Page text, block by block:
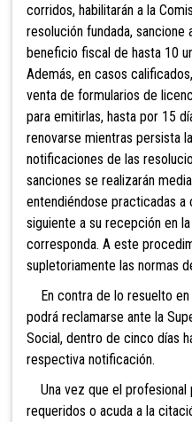
corridos, habilitarán a la
resolución fundada,
beneficio fiscal de hasta 10
Además, en casos
venta de formularios de
para emitirlas, hasta por 15
renovarse mientras persista
notificaciones de las
sanciones se realizarán
entendiéndose practicadas
siguiente a su recepción en
corresponda. A este
supletoriamente las normas
En contra de lo resuelto
podrá reclamarse ante la
Social, dentro de cinco días
respectiva notificación.
Una vez que el profesional
requeridos o acuda a la